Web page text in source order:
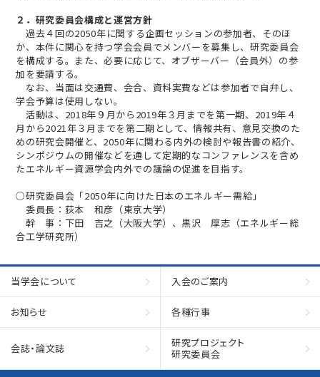
２．研究委員会構成と運営方針
過去４回の2050年に関する企画セッションの参加者、そのほ
か、本件に関心を持つ学会会員でメンバーを募集し、研究委員会
を構成する。また、必要に応じて、オブザーバー（会員外）の参
加を要請する。
なお、当面は交通費、会合、資料実費などは参加者で自弁し、
学会予算は使用しない。
活動は、2018年９月から2019年３月までを第一期、2019年４
月から2021年３月までを第二期として、情報共有、意見交換のた
めの研究会開催と、2050年に関わる内外の検討や報告書の紹介、
シンポジウムの開催などを通して定期的なコンファレンスを含め
たエネルギー資源学会内外での議論の促進を目指す。
○研究委員会「2050年に向けた日本のエネルギー需給」
委員長：荻本 和彦（東京大学）
幹 事：下田 吉之（大阪大学）、黒沢 厚志（エネルギー総
合工学研究所）
当学会について 入会のご案内
お知らせ 各種行事
会誌・論文誌
研究プロジェクト
研究委員会